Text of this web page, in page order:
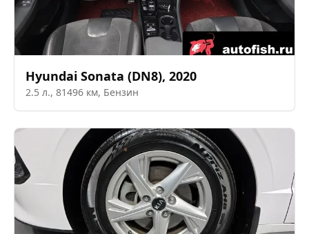
Hyundai Sonata (DN8), 2020
2.5 л., 81496 км, Бензин